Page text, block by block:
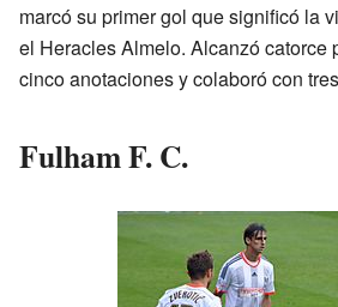
marcó su primer gol que significó la
el Heracles Almelo. Alcanzó catorce
cinco anotaciones y colaboró con
Fulham F. C.